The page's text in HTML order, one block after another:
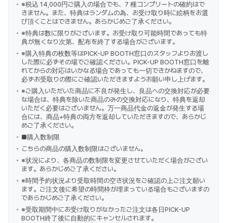
※税込 14,000円ご購入の場合でも、7 種コンプリートの確約はで
きません。また、特典はランダムの為、お受け取り時に絵柄をお選
び頂くことはできません。あらかじめご了承ください。
※特典は数に限りがございます。お受け取り可能時間であっても特
典が無くなり次第、配布を終了する場合がございます。
※購入特典の枚数等はPICK-UP BOOTH窓口のスタッフよりお渡し
した際に必ずその場でご確認ください。PICK-UP BOOTH窓口を離
れてからの対応はいかなる場合であっても一切できかねますので、
必ずお受取りの際にご確認いただきますようお願い申し上げます。
※ご購入いただいた商品に不良が発生し、良品への交換対応が必要
な場合は、特典を除いた商品のみの交換対応になり、特典を返却
いただく必要はございません。万一商品代金の返金が発生する場
合には、商品+特典の両方を返却していただきますので、あらかじ
めご了承ください。
■購入数制限
こちらの商品の購入数制限はございません。
※状況により、各商品の数制限を変更させていただく場合がござい
ます。あらかじめご了承ください。
※時間予約状況より受取時間の空き状況をご確認の上ご注文願い
ます。ご注文後に希望の時間枠が埋まっている場合もございますの
であらかじめご了承ください。
※受取期間中にお受け取りがなかったご注文は各日PICK-UP
BOOTH終了後に自動的にキャンセルされます。